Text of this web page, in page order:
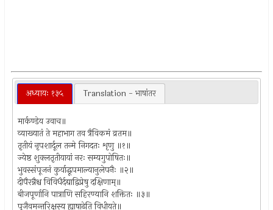
अध्यायः १३५ Translation - भाषांतर
मार्कण्डेय उवाच॥
व्याख्यातं ते महाभाग तव त्रैविकमं व्रतम॥
तृतीयं नृपशार्दूल तन्मे निगदतः शृणु ॥१॥
ज्येष्ठ शुक्लतृतीयायां नरः सम्यगुपोषितः॥
भुवस्संपूजनं कुर्याद्धूपमाल्यानुलेपनैः ॥२॥
दीपैरन्नैश्च विविधैर्दद्याद्विप्रेषु दक्षिणाम्॥
बीजपूर्णानि पात्राणि सहिरण्यानि शक्तितः ॥३॥
पूजैवमन्तरिक्षस्य ह्याषाढेति विधीयते॥